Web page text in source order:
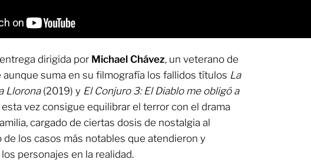
dirigida por Michael Chávez, un veterano de
aunque suma en su filmografía los fallidos títulos La
Llorona(2019) y El Conjuro 3: El Diablo me obligó a
vez consigue equilibrar el terror con el drama
cargado de ciertas dosis de nostalgia al
de los casos más notables que atendieron y
personajes en la realidad.